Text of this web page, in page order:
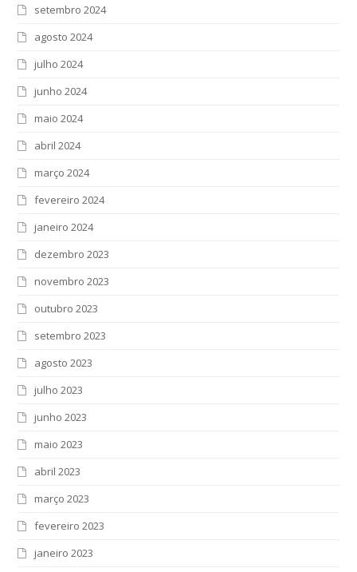
setembro 2024
agosto 2024
julho 2024
junho 2024
maio 2024
abril 2024
março 2024
fevereiro 2024
janeiro 2024
dezembro 2023
novembro 2023
outubro 2023
setembro 2023
agosto 2023
julho 2023
junho 2023
maio 2023
abril 2023
março 2023
fevereiro 2023
janeiro 2023